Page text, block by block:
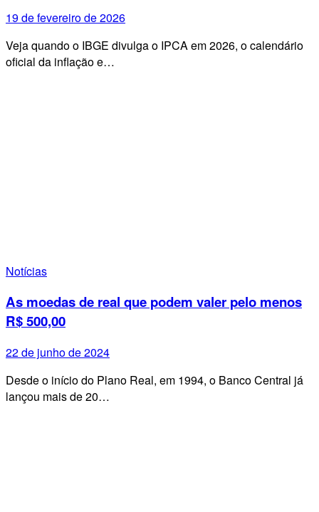
19 de fevereiro de 2026
Veja quando o IBGE divulga o IPCA em 2026, o calendário
oficial da inflação e…
Notícias
As moedas de real que podem valer pelo menos
R$ 500,00
22 de junho de 2024
Desde o início do Plano Real, em 1994, o Banco Central já
lançou mais de 20…